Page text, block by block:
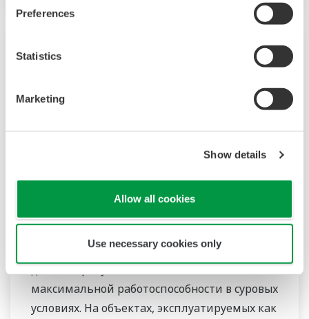
Preferences
Statistics
Marketing
Show details
Allow all cookies
Use necessary cookies only
клапаны, насосы, а также парки
распределения.
Применения в морских условиях
(FPSO, FLNG и FSRU)
Для проведения морской разведки и
добычи требуется обеспечение
максимальной работоспособности в суровых
условиях. На объектах, эксплуатируемых как